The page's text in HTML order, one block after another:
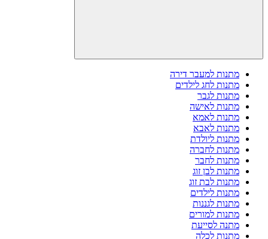
מתנות למעבר דירה
מתנות לחג לילדים
מתנות לגבר
מתנות לאישה
מתנות לאמא
מתנות לאבא
מתנות ליולדת
מתנות לחברה
מתנות לחבר
מתנות לבן זוג
מתנות לבת זוג
מתנות לילדים
מתנות לגננות
מתנות למורים
מתנה לסייעת
מתנות לכלה